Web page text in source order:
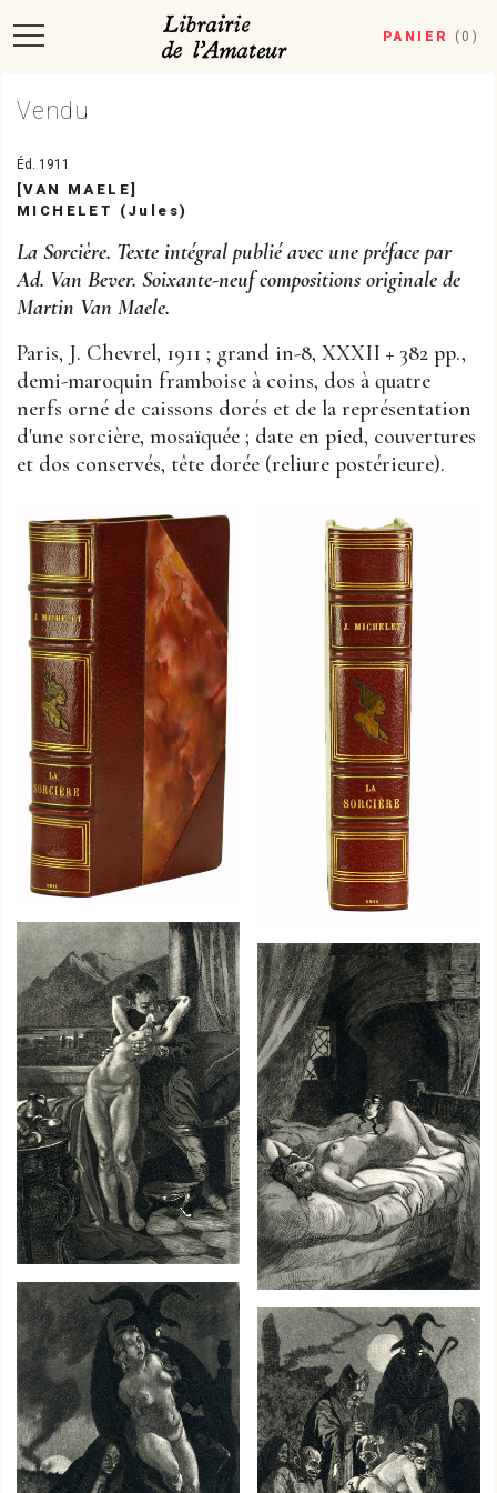
PANIER ( 0 )
Vendu
Éd. 1911
[VAN MAELE]
MICHELET (Jules)
La Sorcière. Texte intégral publié avec une préface par
Ad. Van Bever. Soixante-neuf compositions originale de
Martin Van Maele.
Paris, J. Chevrel, 1911 ; grand in-8, XXXII + 382 pp.,
demi-maroquin framboise à coins, dos à quatre
nerfs orné de caissons dorés et de la représentation
d'une sorcière, mosaïquée ; date en pied, couvertures
et dos conservés, tête dorée (reliure postérieure).